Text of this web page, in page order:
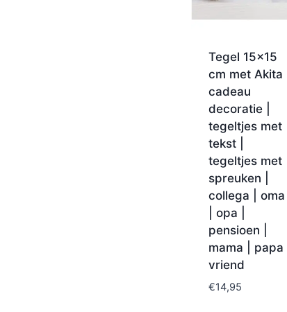
Tegel 15×15
cm met Akita
cadeau
decoratie |
tegeltjes met
tekst |
tegeltjes met
spreuken |
collega | oma
| opa |
pensioen |
mama | papa |
vriend
€14,95